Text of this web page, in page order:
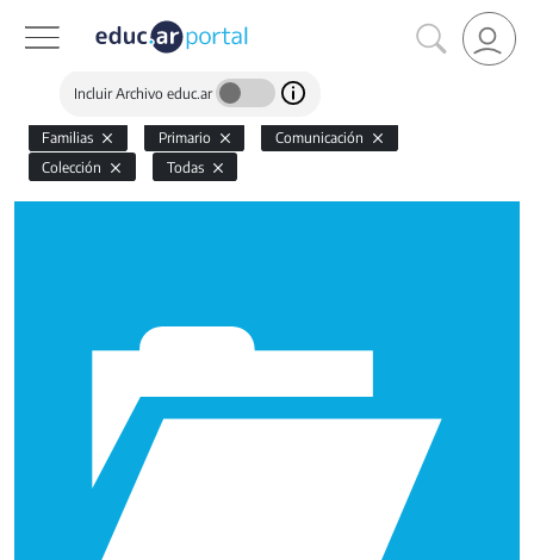
Incluir Archivo educ.ar
Familias Primario
Comunicación
Colección
Todas